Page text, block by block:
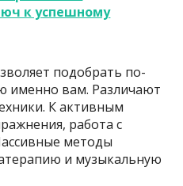
к успешному
подобрать по-
именно вам. Различают
К активным
работа с
методы
и музыкальную